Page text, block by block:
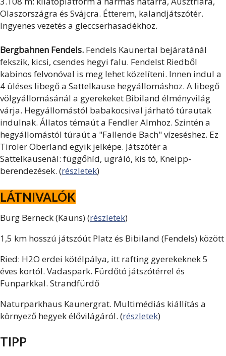
Olaszországra és Svájcra. Étterem, kalandjátszótér.
Ingyenes vezetés a gleccserhasadékhoz.
Bergbahnen Fendels. Fendels Kaunertal bejáratánál
fekszik, kicsi, csendes hegyi falu. Fendelst Riedből
kabinos felvonóval is meg lehet közelíteni. Innen indul a
4 üléses libegő a Sattelkause hegyállomáshoz. A libegő
völgyállomásánál a gyerekeket Bibiland élményvilág
várja. Hegyállomástól babakocsival járható túrautak
indulnak. Állatos témaút a Fendler Almhoz. Szintén a
hegyállomástól túraút a "Fallende Bach" vízeséshez. Ez
Tiroler Oberland egyik jelképe. Játszótér a
Sattelkausenál: függőhíd, ugráló, kis tó, Kneipp-
berendezések. (részletek)
LÁTNIVALÓK
Burg Berneck (Kauns) (részletek)
1,5 km hosszú játszóút Platz és Bibiland (Fendels) között
Ried: H2O erdei kötélpálya, itt rafting gyerekeknek 5
éves kortól. Vadaspark. Fürdőtó játszótérrel és
Funparkkal. Strandfürdő
Naturparkhaus Kaunergrat. Multimédiás kiállítás a
környező hegyek élővilágáról. (részletek)
TIPP